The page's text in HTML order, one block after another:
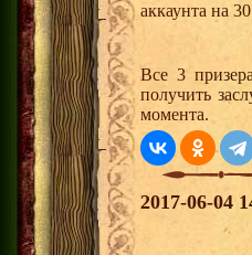
аккаунта на
Все 3
получить
момента.
2017-06-04